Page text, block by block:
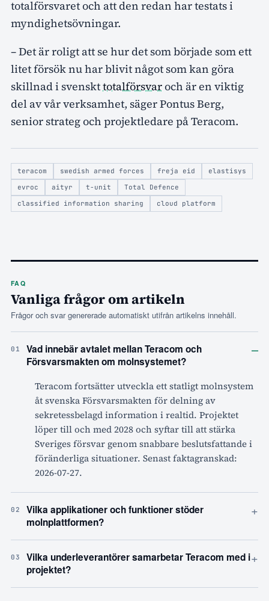
totalförsvaret och att den redan har testats i
myndighetsövningar.
– Det är roligt att se hur det som började som ett
litet försök nu har blivit något som kan göra
skillnad i svenskttotalförsvaroch är en viktig
del av vår verksamhet, säger Pontus Berg,
senior strateg och projektledare på Teracom.
teracom swedish armed forces freja eid
elastisys
evroc
aityr t-unit
Total Defence
classified information sharing
cloud platform
FAQ
Vanliga frågor om artikeln
Frågor och svar genererade automatiskt utifrån artikelns innehåll.
01
Vad innebär avtalet mellan Teracom och
Försvarsmakten om molnsystemet?
–
Teracom fortsätter utveckla ett statligt molnsystem
åt svenska Försvarsmakten för delning av
sekretessbelagd information i realtid. Projektet
löper till och med 2028 och syftar till att stärka
Sveriges försvar genom snabbare beslutsfattande i
föränderliga situationer. Senast faktagranskad:
2026-07-27.
02
Vilka applikationer och funktioner stöder
molnplattformen?
+
03
Vilka underleverantörer samarbetar Teracom med i
projektet?
+